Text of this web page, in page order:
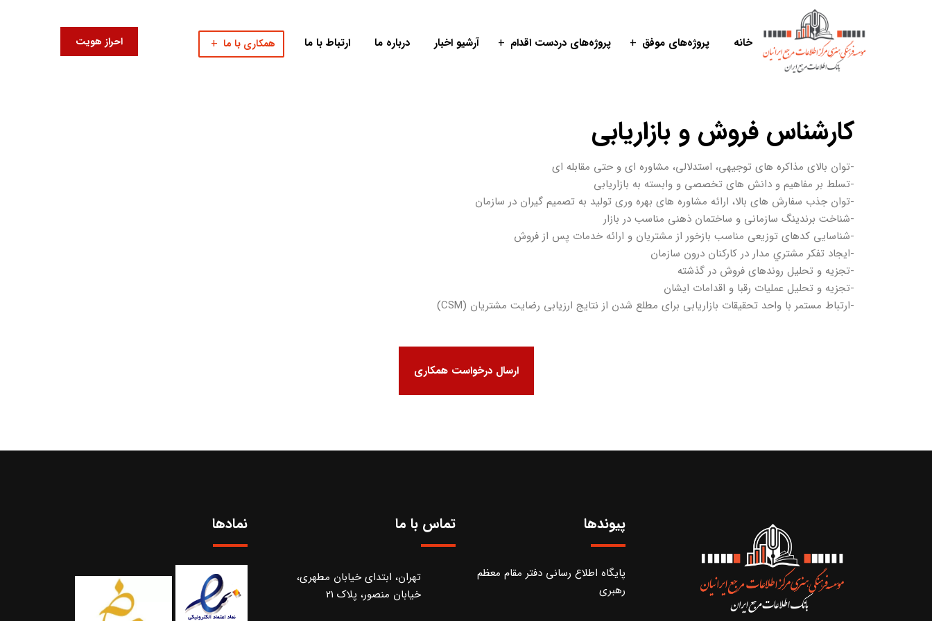
خانه پروژه‌های موفق پروژه‌های دردست اقدام آرشیو اخبار درباره ما ارتباط با ما همکاری با ما احراز هویت
کارشناس فروش و بازاریابی
-توان بالای مذاکره های توجیهی، استدلالی، مشاوره ای و حتی مقابله ای
-تسلط بر مفاهیم و دانش های تخصصی و وابسته به بازاریابی
-توان جذب سفارش های بالا، ارائه مشاوره های بهره وری تولید به تصمیم گیران در سازمان
-شناخت برندینگ سازمانی و ساختمان ذهنی مناسب در بازار
-شناسایی کدهای توزیعی مناسب بازخور از مشتريان و ارائه خدمات پس از فروش
-ايجاد تفكر مشتري مدار در كاركنان درون سازمان
-تجزیه و تحلیل روندهای فروش در گذشته
-تجزیه و تحلیل عملیات رقبا و اقدامات ایشان
-ارتباط مستمر با واحد تحقیقات بازاریابی برای مطلع شدن از نتایج ارزیابی رضایت مشتریان (CSM)
ارسال درخواست همکاری
پیوندها
پایگاه اطلاع رسانی دفتر مقام معظم
رهبری
تماس با ما
تهران، ابتدای خیابان مطهری،
خیابان منصور، پلاک 21
نمادها